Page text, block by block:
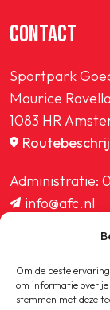
Om de beste
om informatie over
stemmen met deze
CONTACT
Sportpark
Maurice
1083 HR
Administratie:
info@afc.nl